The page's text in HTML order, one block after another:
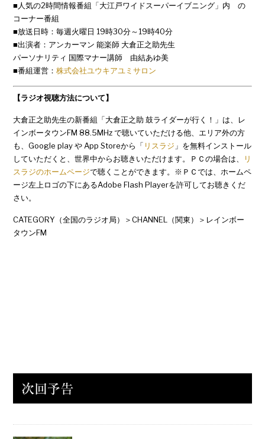
■人気の2時間情報番組「大江戸ワイドスーパーイブニング」内 の
コーナー番組
■放送日時：毎週火曜日 19時30分～19時40分
■出演者：アンカーマン 能楽師 大倉正之助先生
パーソナリティ 国際マナー講師 由結あゆ美
■番組運営：株式会社ユウキアユミサロン
【ラジオ視聴方法について】
大倉正之助先生の新番組「大倉正之助 鼓ライダーが行く！」は、レ
インボータウンFM 88.5MHz で聴いていただける他、エリア外の方
も、Google play や App Storeから「 リスラジ 」を無料インストール
していただくと、世界中からお聴きいただけます。ＰＣの場合は、
リ
スラジのホームページで聴くことができます。※ＰＣでは、ホームペ
ージ左上ロゴの下にあるAdobe Flash Playerを許可してお聴きくだ
さい。
CATEGORY（全国のラジオ局）＞CHANNEL（関東）＞レインボー
タウンFM